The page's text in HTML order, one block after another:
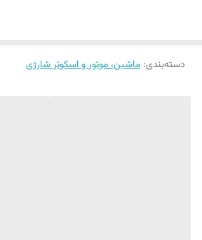
دسته‌بندی: ماشین، موتور و اسکوتر شارژی